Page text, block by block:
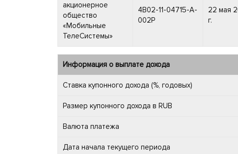
акционерное
общество
«Мобильные
ТелеСистемы»
4B02-11-04715-A-
002P
22 мая
г.
Информация о выплате дохода
Ставка купонного дохода (%, годовых)
Размер купонного дохода в RUB
Валюта платежа
Дата начала текущего периода